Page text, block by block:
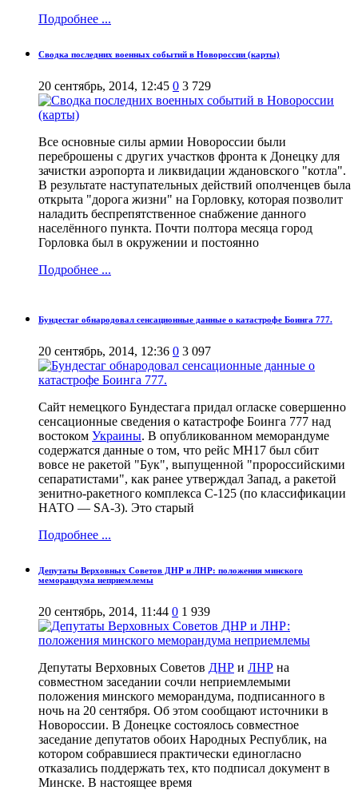
Подробнее ...
Сводка последних военных событий в Новороссии (карты)
20 сентябрь, 2014, 12:45 0 3 729
Все основные силы армии Новороссии были
переброшены с других участков фронта к Донецку для
зачистки аэропорта и ликвидации ждановского "котла".
В результате наступательных действий ополченцев была
открыта "дорога жизни" на Горловку, которая позволит
наладить беспрепятственное снабжение данного
населённого пункта. Почти полтора месяца город
Горловка был в окружении и постоянно
Подробнее ...
Бундестаг обнародовал сенсационные данные о катастрофе Боинга 777.
20 сентябрь, 2014, 12:36 0 3 097
Сайт немецкого Бундестага придал огласке совершенно
сенсационные сведения о катастрофе Боинга 777 над
востоком Украины. В опубликованном меморандуме
содержатся данные о том, что рейс МН17 был сбит
вовсе не ракетой "Бук", выпущенной "пророссийскими
сепаратистами", как ранее утверждал Запад, а ракетой
зенитно-ракетного комплекса С-125 (по классификации
НАТО — SA-3). Это старый
Подробнее ...
Депутаты Верховных Советов ДНР и ЛНР: положения минского
меморандума неприемлемы
20 сентябрь, 2014, 11:44 0 1 939
Депутаты Верховных Советов ДНР и ЛНР на
совместном заседании сочли неприемлемыми
положения минского меморандума, подписанного в
ночь на 20 сентября. Об этом сообщают источники в
Новороссии. В Донецке состоялось совместное
заседание депутатов обоих Народных Республик, на
котором собравшиеся практически единогласно
отказались поддержать тех, кто подписал документ в
Минске. В настоящее время